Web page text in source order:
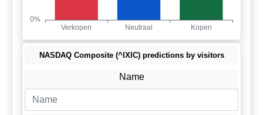
NASDAQ Composite (^IXIC) predictions by visitors
Name